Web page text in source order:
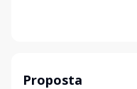
Proposta